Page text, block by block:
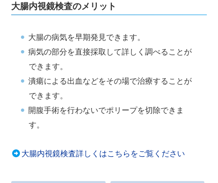
大腸内視鏡検査のメリット
大腸の病気を早期発見できます。
病気の部分を直接採取して詳しく調べることが
できます。
潰瘍による出血などをその場で治療することが
できます。
開腹手術を行わないでポリープを切除できま
す。
大腸内視鏡検査詳しくはこちらをご覧ください